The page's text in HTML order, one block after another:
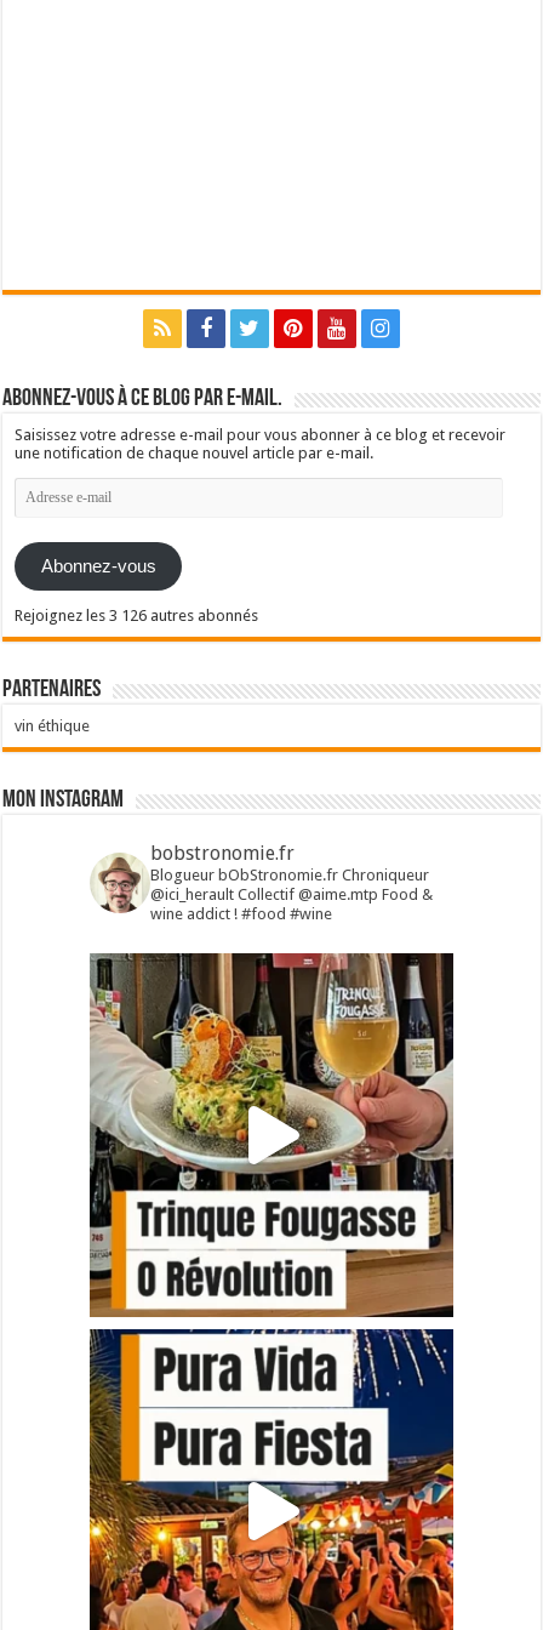
Abonnez-vous à ce blog par e-mail.
Saisissez votre adresse e-mail pour vous abonner à ce blog et recevoir
une notification de chaque nouvel article par e-mail.
Adresse
e-
Abonnez-vous
Rejoignez les 3 126 autres abonnés
Partenaires
vin éthique
Mon Instagram
bobstronomie.fr
Blogueur bObStronomie.fr Chroniqueur
@ici_heraultCollectif @aime.mtp Food &
wine addict !#food #wine